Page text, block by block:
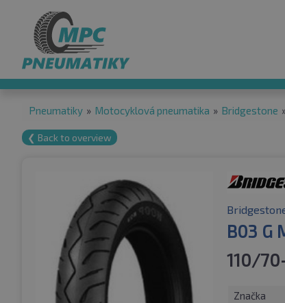
Pneumatiky » Motocyklová pneumatika » Bridgestone
❮ Back to overview
B03 G
110/
Značka